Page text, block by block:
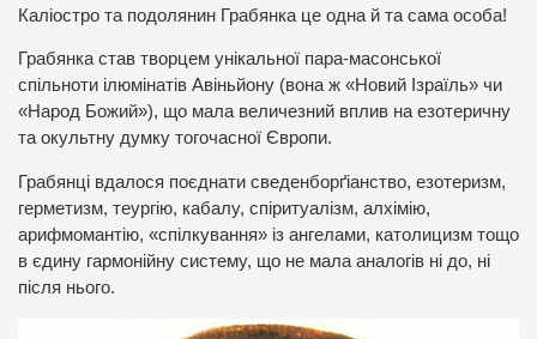
Каліостро та подолянин Грабянка це одна й та сама особа!
Грабянка став творцем унікальної пара-масонської
спільноти ілюмінатів Авіньйону (вона ж «Новий Ізраїль» чи
«Народ Божий»), що мала величезний вплив на езотеричну
та окультну думку тогочасної Європи.
Грабянці вдалося поєднати сведенборґіанство, езотеризм,
герметизм, теургію, кабалу, спіритуалізм, алхімію,
арифмомантію, «спілкування» із ангелами, католицизм тощо
в єдину гармонійну систему, що не мала аналогів ні до, ні
після нього.